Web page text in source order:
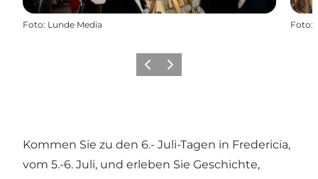
Foto: Lunde Media Foto:
Vorherige Folie
Nächste Folie
Kommen Sie zu den 6.- Juli-Tagen in Fredericia,
vom 5.-6. Juli, und erleben Sie Geschichte,